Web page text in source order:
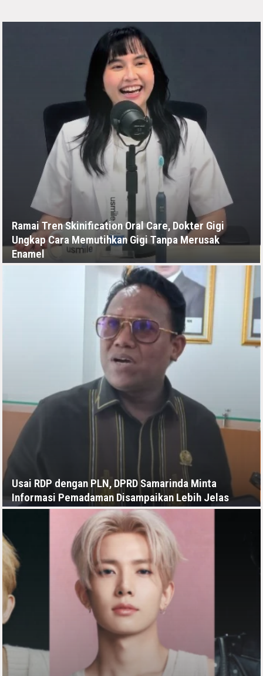
Ramai Tren Skinification Oral Care, Dokter Gigi
Ungkap Cara Memutihkan Gigi Tanpa Merusak
Enamel
Usai RDP dengan PLN, DPRD Samarinda Minta
Informasi Pemadaman Disampaikan Lebih Jelas
JUMAT, 10 JULI - 11:11 -00:00